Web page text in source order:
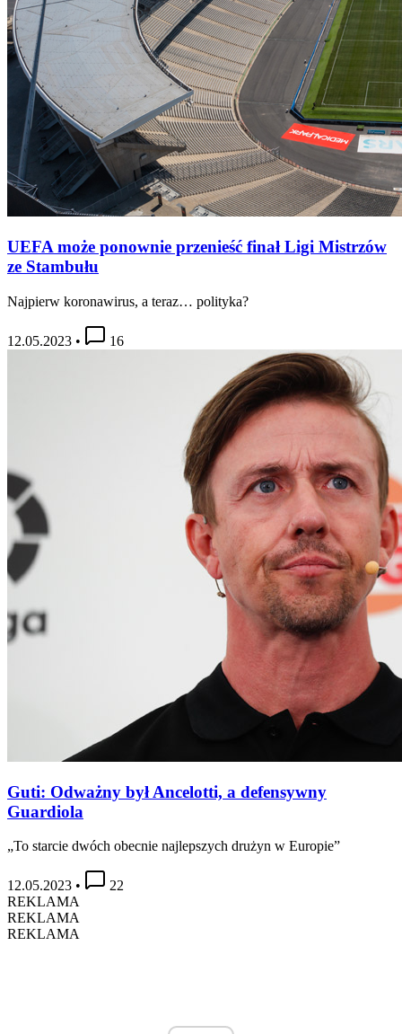
UEFA może ponownie przenieść finał Ligi Mistrzów
ze Stambułu
Najpierw koronawirus, a teraz… polityka?
12.05.2023 • 16
Guti: Odważny był Ancelotti, a defensywny
Guardiola
„To starcie dwóch obecnie najlepszych drużyn w Europie”
12.05.2023 •
22
REKLAMA
REKLAMA
REKLAMA